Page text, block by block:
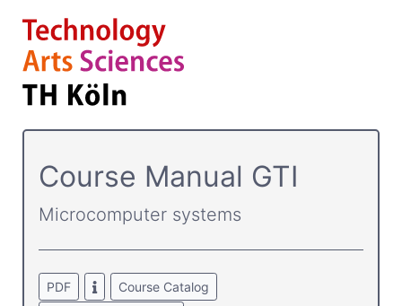
Course­ Manual GTI
Microcomputer systems
PDF
Course Catalog